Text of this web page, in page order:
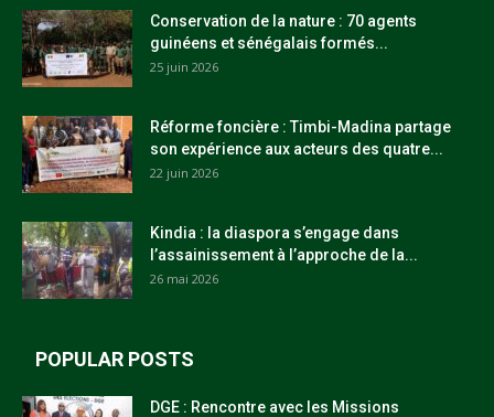
Conservation de la nature : 70 agents
guinéens et sénégalais formés...
25 juin 2026
Réforme foncière : Timbi-Madina partage
son expérience aux acteurs des quatre...
22 juin 2026
Kindia : la diaspora s’engage dans
l’assainissement à l’approche de la...
26 mai 2026
POPULAR POSTS
DGE : Rencontre avec les Missions